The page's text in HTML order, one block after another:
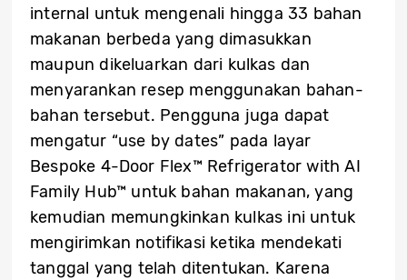
internal untuk mengenali hingga 33 bahan
makanan berbeda yang dimasukkan
maupun dikeluarkan dari kulkas dan
menyarankan resep menggunakan bahan-
bahan tersebut. Pengguna juga dapat
mengatur “use by dates” pada layar
Bespoke 4-Door Flex™ Refrigerator with AI
Family Hub™ untuk bahan makanan, yang
kemudian memungkinkan kulkas ini untuk
mengirimkan notifikasi ketika mendekati
tanggal yang telah ditentukan. Karena